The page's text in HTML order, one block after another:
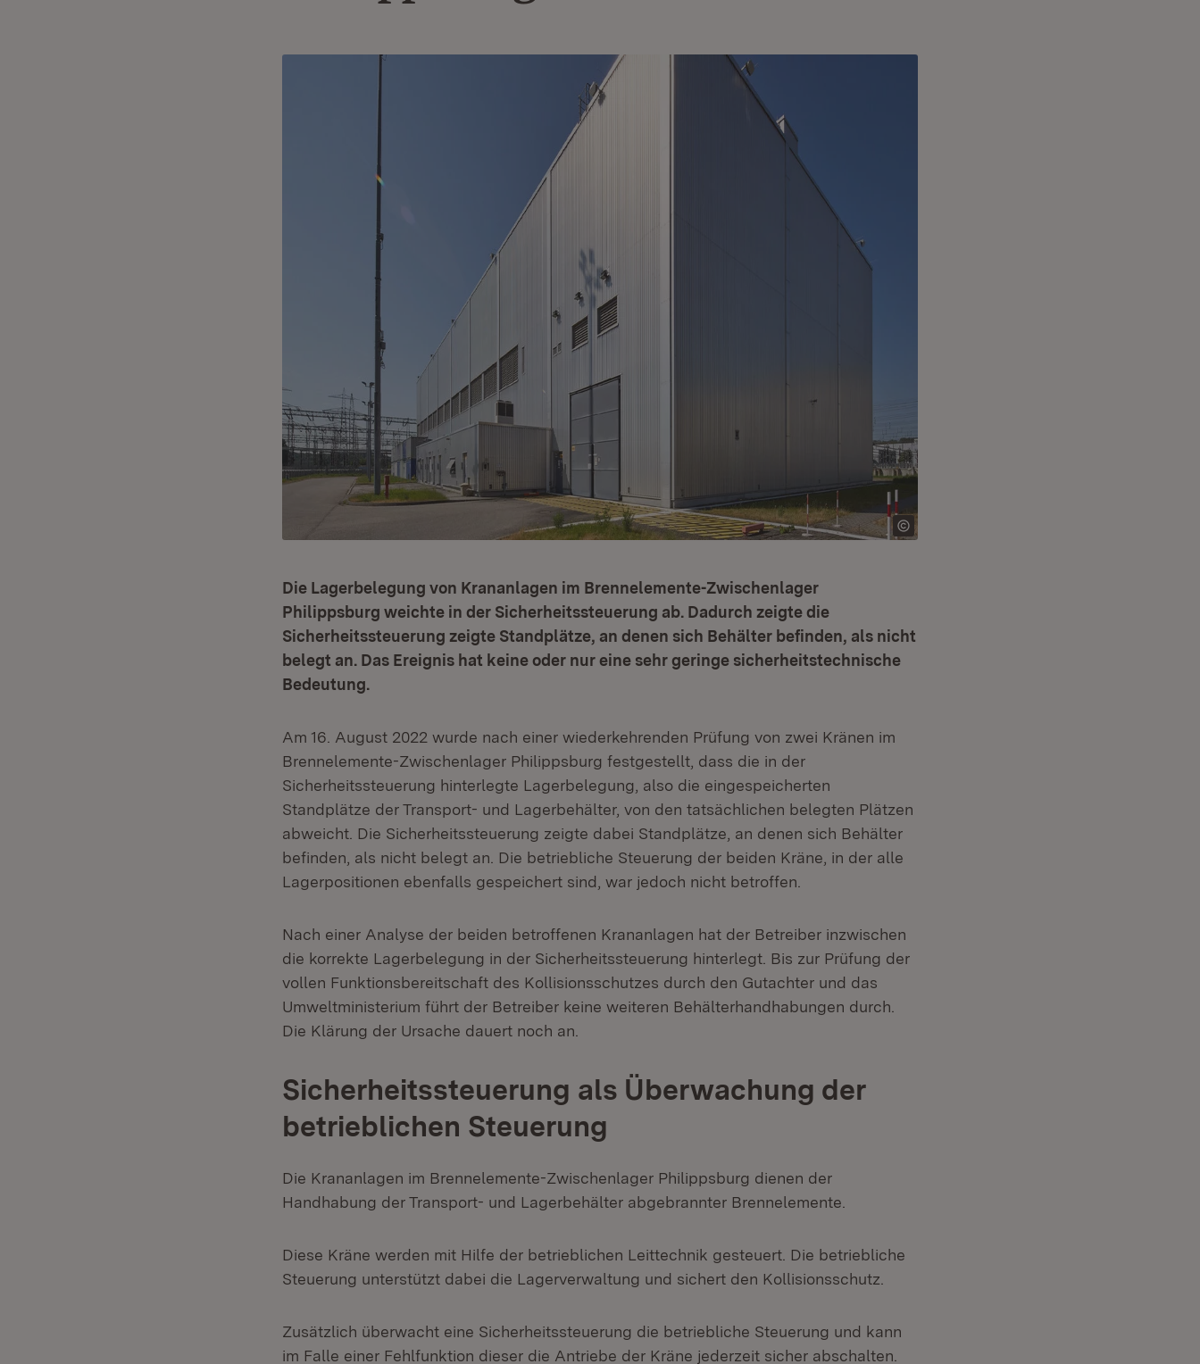
Die Lagerbelegung von Krananlagen im Brennelemente-Zwischenlager
Philippsburg weichte in der Sicherheitssteuerung ab. Dadurch zeigte die
Sicherheitssteuerung zeigte Standplätze, an denen sich Behälter befinden, als nicht
belegt an. Das Ereignis hat keine oder nur eine sehr geringe sicherheitstechnische
Bedeutung.
Am 16. August 2022 wurde nach einer wiederkehrenden Prüfung von zwei Krä­nen im
Brennelemente-Zwischenlager Philippsburg festgestellt, dass die in der
Sicherheitssteuerung hinterlegte Lagerbelegung, also die eingespeicherten
Standplätze der Transport- und Lagerbehälter, von den tatsächlichen belegten Plätzen
abweicht. Die Sicherheitssteuerung zeigte dabei Standplätze, an denen sich Behälter
befinden, als nicht belegt an. Die betriebliche Steuerung der bei­den Kräne, in der alle
Lagerpositionen ebenfalls gespeichert sind, war jedoch nicht betroffen.
Nach einer Analyse der beiden betroffenen Krananlagen hat der Betreiber inzwischen
die korrekte Lagerbelegung in der Sicherheitssteuerung hinterlegt. Bis zur Prüfung der
vollen Funktionsbereitschaft des Kollisionsschutzes durch den Gutachter und das
Umweltministerium führt der Betreiber keine weiteren Behälterhandhabungen durch.
Die Klärung der Ursache dauert noch an.
Sicherheitssteuerung als Überwachung der
betrieblichen Steuerung
Die Krananlagen im Brennelemente-Zwischenlager Philippsburg dienen der
Handhabung der Transport- und Lagerbehälter abgebrannter Brennelemente.
Diese Kräne werden mit Hilfe der betrieblichen Leittechnik gesteuert. Die be­triebliche
Steuerung unterstützt dabei die Lagerverwaltung und sichert den Kollisionsschutz.
Zusätzlich überwacht eine Sicherheitssteuerung die betriebliche Steuerung und kann
im Falle einer Fehlfunktion dieser die Antriebe der Kräne jederzeit sicher abschalten.